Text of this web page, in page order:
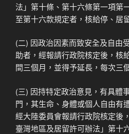
法」第十條、第十六條第一項第
至第十六款規定者，核給停、居
(二) 因政治因素而致安全及自由
助者，經報請行政院核定後，核
間三個月，並得予延長，每次三
(三) 因持特定政治意見，有具體
門，其生命、身體或個人自由有
經大陸委員會報請行政院核定後
臺灣地區及居留許可辦法」第十